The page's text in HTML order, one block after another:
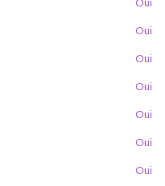
oui
oui
oui
oui
oui
oui
oui